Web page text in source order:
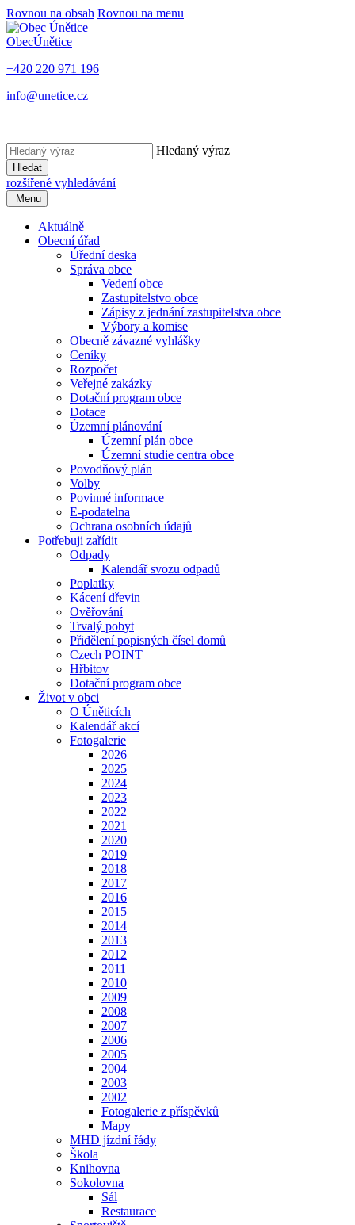
Rovnou na obsah Rovnou na menu
ObecÚnětice
+420 220 971 196
info@unetice.cz
Hledaný výraz
Hledat
rozšířené vyhledávání
Menu
Aktuálně
Obecní úřad
Úřední deska
Správa obce
Vedení obce
Zastupitelstvo obce
Zápisy z jednání zastupitelstva obce
Výbory a komise
Obecně závazné vyhlášky
Ceníky
Rozpočet
Veřejné zakázky
Dotační program obce
Dotace
Územní plánování
Územní plán obce
Územní studie centra obce
Povodňový plán
Volby
Povinné informace
E-podatelna
Ochrana osobních údajů
Potřebuji zařídit
Odpady
Kalendář svozu odpadů
Poplatky
Kácení dřevin
Ověřování
Trvalý pobyt
Přidělení popisných čísel domů
Czech POINT
Hřbitov
Dotační program obce
Život v obci
O Úněticích
Kalendář akcí
Fotogalerie
2026
2025
2024
2023
2022
2021
2020
2019
2018
2017
2016
2015
2014
2013
2012
2011
2010
2009
2008
2007
2006
2005
2004
2003
2002
Fotogalerie z příspěvků
Mapy
MHD jízdní řády
Škola
Knihovna
Sokolovna
Sál
Restaurace